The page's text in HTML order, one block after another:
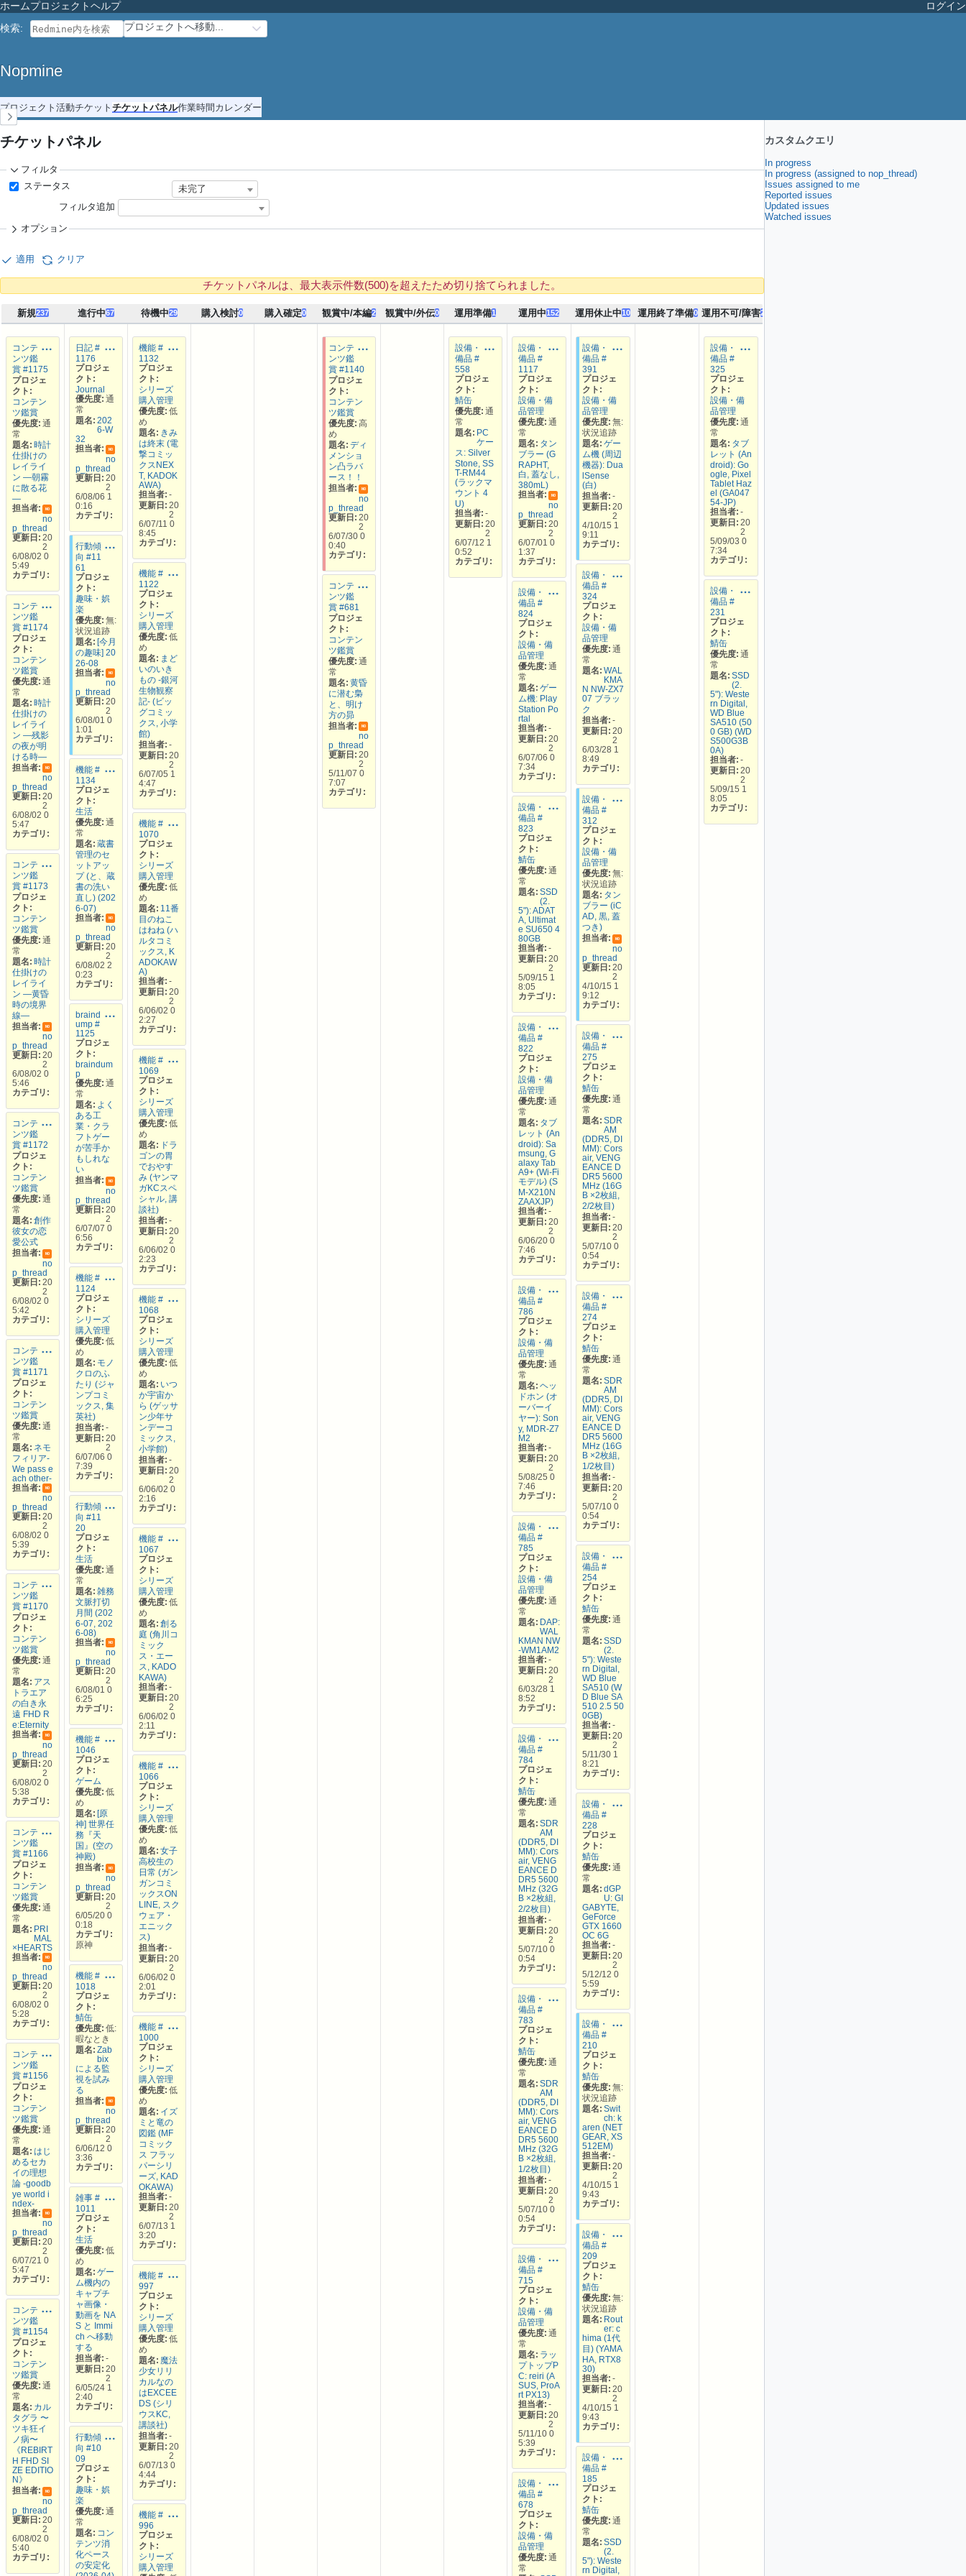
ホームプロジェクトヘルプ
ログイン
検索: プロジェクトへ移動...
Nopmine
プロジェクト 活動チケット チケットパネル作業時間 カレンダー
カスタムクエリ
In progress
In progress (assigned to nop_thread)
Issues assigned to me
Reported issues
Updated issues
Watched issues
チケットパネル
フィルタ
ステータス
未完了
フィルタ追加
オプション
適用 クリア
チケットパネルは、最大表示件数(500)を超えたため切り捨てられました。
新規237 進行中67 待機中29 購入検討0 購入確定0 観賞中/本編2 観賞中/外伝0 運用準備1 運用中152 運用休止中10 運用終了準備0 運用不可/障害2
コンテ
ンツ鑑
賞 #1175
プロジェ
クト:
コンテン
ツ鑑賞
優先度: 通
常
題名: 時計
仕掛けの
レイライ
ン —朝霧
に散る花
—
担当者:
NO
no
p_thread
更新日: 20
2
6/08/02 0
5:49
カテゴリ:
コンテ
ンツ鑑
賞 #1174
プロジェ
クト:
コンテン
ツ鑑賞
優先度: 通
常
題名: 時計
仕掛けの
レイライ
ン —残影
の夜が明
ける時—
担当者:
NO
no
p_thread
更新日: 20
2
6/08/02 0
5:47
カテゴリ:
コンテ
ンツ鑑
賞 #1173
プロジェ
クト:
コンテン
ツ鑑賞
優先度: 通
常
題名: 時計
仕掛けの
レイライ
ン —黄昏
時の境界
線—
担当者:
NO
no
p_thread
更新日: 20
2
6/08/02 0
5:46
カテゴリ:
コンテ
ンツ鑑
賞 #1172
プロジェ
クト:
コンテン
ツ鑑賞
優先度: 通
常
題名: 創作
彼女の恋
愛公式
担当者:
NO
no
p_thread
更新日: 20
2
6/08/02 0
5:42
カテゴリ:
コンテ
ンツ鑑
賞 #1171
プロジェ
クト:
コンテン
ツ鑑賞
優先度: 通
常
題名: ネモ
フィリア-
We pass e
ach other-
担当者:
NO
no
p_thread
更新日: 20
2
6/08/02 0
5:39
カテゴリ:
コンテ
ンツ鑑
賞 #1170
プロジェ
クト:
コンテン
ツ鑑賞
優先度: 通
常
題名: アス
トラエア
の白き永
遠 FHD R
e:Eternity
担当者:
NO
no
p_thread
更新日: 20
2
6/08/02 0
5:38
カテゴリ:
コンテ
ンツ鑑
賞 #1166
プロジェ
クト:
コンテン
ツ鑑賞
優先度: 通
常
題名: PRI
MAL
×HEARTS
担当者:
NO
no
p_thread
更新日: 20
2
6/08/02 0
5:28
カテゴリ:
コンテ
ンツ鑑
賞 #1156
プロジェ
クト:
コンテン
ツ鑑賞
優先度: 通
常
題名: はじ
めるセカ
イの理想
論 -goodb
ye world i
ndex-
担当者:
NO
no
p_thread
更新日: 20
2
6/07/21 0
5:47
カテゴリ:
コンテ
ンツ鑑
賞 #1154
プロジェ
クト:
コンテン
ツ鑑賞
優先度: 通
常
題名: カル
タグラ 〜
ツキ狂イ
ノ病〜
《REBIRT
H FHD SI
ZE EDITIO
N》
担当者:
NO
no
p_thread
更新日: 20
2
6/08/02 0
5:40
カテゴリ:
日記 #
1176
プロジェ
クト:
Journal
優先度: 通
常
題名: 202
6-W
32
担当者:
NO
no
p_thread
更新日: 20
2
6/08/06 1
0:16
カテゴリ:
行動傾
向 #11
61
プロジェ
クト:
趣味・娯
楽
優先度: 無:
状況追跡
題名: [今月
の趣味] 20
26-08
担当者:
NO
no
p_thread
更新日: 20
2
6/08/01 0
1:01
カテゴリ:
機能 #
1134
プロジェ
クト:
生活
優先度: 通
常
題名: 蔵書
管理のセ
ットアッ
プ (と、蔵
書の洗い
直し) (202
6-07)
担当者:
NO
no
p_thread
更新日: 20
2
6/08/02 2
0:23
カテゴリ:
braind
ump #
1125
プロジェ
クト:
braindum
p
優先度: 通
常
題名: よく
ある工
業・クラ
フトゲー
が苦手か
もしれな
い
担当者:
NO
no
p_thread
更新日: 20
2
6/07/07 0
6:56
カテゴリ:
機能 #
1124
プロジェ
クト:
シリーズ
購入管理
優先度: 低
め
題名: モノ
クロのふ
たり (ジャ
ンプコミ
ックス, 集
英社)
担当者: -
更新日: 20
2
6/07/06 0
7:39
カテゴリ:
行動傾
向 #11
20
プロジェ
クト:
生活
優先度: 通
常
題名: 雑務
文脈打切
月間 (202
6-07, 202
6-08)
担当者:
NO
no
p_thread
更新日: 20
2
6/08/01 0
6:25
カテゴリ:
機能 #
1046
プロジェ
クト:
ゲーム
優先度: 低
め
題名: [原
神] 世界任
務『天
国』(空の
神殿)
担当者:
NO
no
p_thread
更新日: 20
2
6/05/20 0
0:18
カテゴリ:
原神
機能 #
1018
プロジェ
クト:
鯖缶
優先度: 低:
暇なとき
題名: Zab
bix
による監
視を試み
る
担当者:
NO
no
p_thread
更新日: 20
2
6/06/12 0
3:36
カテゴリ:
雑事 #
1011
プロジェ
クト:
生活
優先度: 低
め
題名: ゲー
ム機内の
キャプチ
ャ画像・
動画を NA
S と Immi
ch へ移動
する
担当者: -
更新日: 20
2
6/05/24 1
2:40
カテゴリ:
行動傾
向 #10
09
プロジェ
クト:
趣味・娯
楽
優先度: 通
常
題名: コン
テンツ消
化ペース
の安定化
機能 #
1132
プロジェ
クト:
シリーズ
購入管理
優先度: 低
め
題名: きみ
は終末 (電
撃コミッ
クスNEX
T, KADOK
AWA)
担当者: -
更新日: 20
2
6/07/11 0
8:45
カテゴリ:
機能 #
1122
プロジェ
クト:
シリーズ
購入管理
優先度: 低
め
題名: まど
いのいき
もの -銀河
生物観察
記- (ビッ
グコミッ
クス, 小学
館)
担当者: -
更新日: 20
2
6/07/05 1
4:47
カテゴリ:
機能 #
1070
プロジェ
クト:
シリーズ
購入管理
優先度: 低
め
題名: 11番
目のねこ
はねね (ハ
ルタコミ
ックス, K
ADOKAW
A)
担当者: -
更新日: 20
2
6/06/02 0
2:27
カテゴリ:
機能 #
1069
プロジェ
クト:
シリーズ
購入管理
優先度: 低
め
題名: ドラ
ゴンの胃
でおやす
み (ヤンマ
ガKCスペ
シャル, 講
談社)
担当者: -
更新日: 20
2
6/06/02 0
2:23
カテゴリ:
機能 #
1068
プロジェ
クト:
シリーズ
購入管理
優先度: 低
め
題名: いつ
か宇宙か
ら (ゲッサ
ン少年サ
ンデーコ
ミックス,
小学館)
担当者: -
更新日: 20
2
6/06/02 0
2:16
カテゴリ:
機能 #
1067
プロジェ
クト:
シリーズ
購入管理
優先度: 低
め
題名: 創る
庭 (角川コ
ミック
ス・エー
ス, KADO
KAWA)
担当者: -
更新日: 20
2
6/06/02 0
2:11
カテゴリ:
機能 #
1066
プロジェ
クト:
シリーズ
購入管理
優先度: 低
め
題名: 女子
高校生の
日常 (ガン
ガンコミ
ックスON
LINE, スク
ウェア・
エニック
ス)
担当者: -
更新日: 20
2
6/06/02 0
2:01
カテゴリ:
機能 #
1000
プロジェ
クト:
シリーズ
購入管理
優先度: 低
め
題名: イズ
ミと竜の
図鑑 (MF
コミック
ス フラッ
パーシリ
ーズ, KAD
OKAWA)
担当者: -
更新日: 20
2
6/07/13 1
3:20
カテゴリ:
機能 #
997
プロジェ
クト:
シリーズ
購入管理
優先度: 低
め
題名: 魔法
少女リリ
カルなの
はEXCEE
DS (シリ
ウスKC,
講談社)
担当者: -
更新日: 20
2
6/07/13 0
4:44
カテゴリ:
機能 #
996
プロジェ
クト:
シリーズ
購入管理
コンテ
ンツ鑑
賞 #1140
プロジェ
クト:
コンテン
ツ鑑賞
優先度: 高
め
題名: ディ
メンショ
ン凸ラバ
ース！！
担当者:
NO
no
p_thread
更新日: 20
2
6/07/30 0
0:40
カテゴリ:
コンテ
ンツ鑑
賞 #681
プロジェ
クト:
コンテン
ツ鑑賞
優先度: 通
常
題名: 黄昏
に潜む梟
と、明け
方の昴
担当者:
NO
no
p_thread
更新日: 20
2
5/11/07 0
7:07
カテゴリ:
設備・
備品 #
558
プロジェ
クト:
鯖缶
優先度: 通
常
題名: PC
ケー
ス: Silver
Stone, SS
T-RM44
(ラックマ
ウント 4
U)
担当者: -
更新日: 20
2
6/07/12 1
0:52
カテゴリ:
設備・
備品 #
1117
プロジェ
クト:
設備・備
品管理
優先度: 通
常
題名: タン
ブラー (G
RAPHT,
白, 蓋なし,
380mL)
担当者:
NO
no
p_thread
更新日: 20
2
6/07/01 0
1:37
カテゴリ:
設備・
備品 #
824
プロジェ
クト:
設備・備
品管理
優先度: 通
常
題名: ゲー
ム機: Play
Station Po
rtal
担当者: -
更新日: 20
2
6/07/06 0
7:34
カテゴリ:
設備・
備品 #
823
プロジェ
クト:
鯖缶
優先度: 通
常
題名: SSD
(2.
5"): ADAT
A, Ultimat
e SU650 4
80GB
担当者: -
更新日: 20
2
5/09/15 1
8:05
カテゴリ:
設備・
備品 #
822
プロジェ
クト:
設備・備
品管理
優先度: 通
常
題名: タブ
レット (An
droid): Sa
msung, G
alaxy Tab
A9+ (Wi-Fi
モデル) (S
M-X210N
ZAAXJP)
担当者: -
更新日: 20
2
6/06/20 0
7:46
カテゴリ:
設備・
備品 #
786
プロジェ
クト:
設備・備
品管理
優先度: 通
常
題名: ヘッ
ドホン (オ
ーバーイ
ヤー): Son
y, MDR-Z7
M2
担当者: -
更新日: 20
2
5/08/25 0
7:46
カテゴリ:
設備・
備品 #
785
プロジェ
クト:
設備・備
品管理
優先度: 通
常
題名: DAP:
WAL
KMAN NW
-WM1AM2
担当者: -
更新日: 20
2
6/03/28 1
8:52
カテゴリ:
設備・
備品 #
784
プロジェ
クト:
鯖缶
優先度: 通
常
題名: SDR
AM
(DDR5, DI
MM): Cors
air, VENG
EANCE D
DR5 5600
MHz (32G
B ×2枚組,
2/2枚目)
担当者: -
更新日: 20
2
5/07/10 0
0:54
カテゴリ:
設備・
備品 #
783
プロジェ
クト:
鯖缶
優先度: 通
常
題名: SDR
AM
(DDR5, DI
MM): Cors
air, VENG
EANCE D
DR5 5600
MHz (32G
B ×2枚組,
1/2枚目)
担当者: -
更新日: 20
2
5/07/10 0
0:54
カテゴリ:
設備・
備品 #
715
プロジェ
クト:
設備・備
品管理
優先度: 通
常
題名: ラッ
プトップP
C: reiri (A
SUS, ProA
rt PX13)
担当者: -
更新日: 20
2
5/11/10 0
5:39
カテゴリ:
設備・
備品 #
678
プロジェ
クト:
設備・備
品管理
優先度: 通
常
設備・
備品 #
391
プロジェ
クト:
設備・備
品管理
優先度: 無:
状況追跡
題名: ゲー
ム機 (周辺
機器): Dua
lSense
(白)
担当者: -
更新日: 20
2
4/10/15 1
9:11
カテゴリ:
設備・
備品 #
324
プロジェ
クト:
設備・備
品管理
優先度: 通
常
題名: WAL
KMA
N NW-ZX7
07 ブラッ
ク
担当者: -
更新日: 20
2
6/03/28 1
8:49
カテゴリ:
設備・
備品 #
312
プロジェ
クト:
設備・備
品管理
優先度: 無:
状況追跡
題名: タン
ブラー (iC
AD, 黒, 蓋
つき)
担当者:
NO
no
p_thread
更新日: 20
2
4/10/15 1
9:12
カテゴリ:
設備・
備品 #
275
プロジェ
クト:
鯖缶
優先度: 通
常
題名: SDR
AM
(DDR5, DI
MM): Cors
air, VENG
EANCE D
DR5 5600
MHz (16G
B ×2枚組,
2/2枚目)
担当者: -
更新日: 20
2
5/07/10 0
0:54
カテゴリ:
設備・
備品 #
274
プロジェ
クト:
鯖缶
優先度: 通
常
題名: SDR
AM
(DDR5, DI
MM): Cors
air, VENG
EANCE D
DR5 5600
MHz (16G
B ×2枚組,
1/2枚目)
担当者: -
更新日: 20
2
5/07/10 0
0:54
カテゴリ:
設備・
備品 #
254
プロジェ
クト:
鯖缶
優先度: 通
常
題名: SSD
(2.
5"): Weste
rn Digital,
WD Blue
SA510 (W
D Blue SA
510 2.5 50
0GB)
担当者: -
更新日: 20
2
5/11/30 1
8:21
カテゴリ:
設備・
備品 #
228
プロジェ
クト:
鯖缶
優先度: 通
常
題名: dGP
U: GI
GABYTE,
GeForce
GTX 1660
OC 6G
担当者: -
更新日: 20
2
5/12/12 0
5:59
カテゴリ:
設備・
備品 #
210
プロジェ
クト:
鯖缶
優先度: 無:
状況追跡
題名: Swit
ch: k
aren (NET
GEAR, XS
512EM)
担当者: -
更新日: 20
2
4/10/15 1
9:43
カテゴリ:
設備・
備品 #
209
プロジェ
クト:
鯖缶
優先度: 無:
状況追跡
題名: Rout
er: c
hima (1代
目) (YAMA
HA, RTX8
30)
担当者: -
更新日: 20
2
4/10/15 1
9:43
カテゴリ:
設備・
備品 #
185
プロジェ
クト:
鯖缶
優先度: 通
常
題名: SSD
(2.
5"): Weste
rn Digital,
設備・
備品 #
325
プロジェ
クト:
設備・備
品管理
優先度: 通
常
題名: タブ
レット (An
droid): Go
ogle, Pixel
Tablet Haz
el (GA047
54-JP)
担当者: -
更新日: 20
2
5/09/03 0
7:34
カテゴリ:
設備・
備品 #
231
プロジェ
クト:
鯖缶
優先度: 通
常
題名: SSD
(2.
5"): Weste
rn Digital,
WD Blue
SA510 (50
0 GB) (WD
S500G3B
0A)
担当者: -
更新日: 20
2
5/09/15 1
8:05
カテゴリ: